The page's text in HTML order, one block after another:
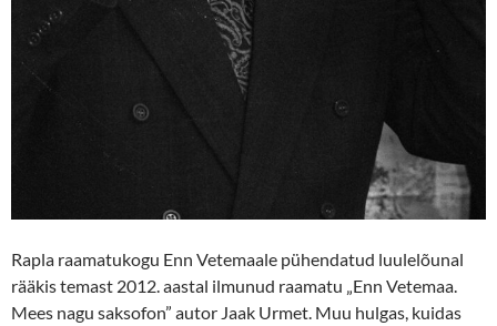
Rapla raamatukogu Enn Vetemaale pühendatud luulelõunal
rääkis temast 2012. aastal ilmunud raamatu „Enn Vetemaa.
Mees nagu saksofon” autor Jaak Urmet. Muu hulgas, kuidas